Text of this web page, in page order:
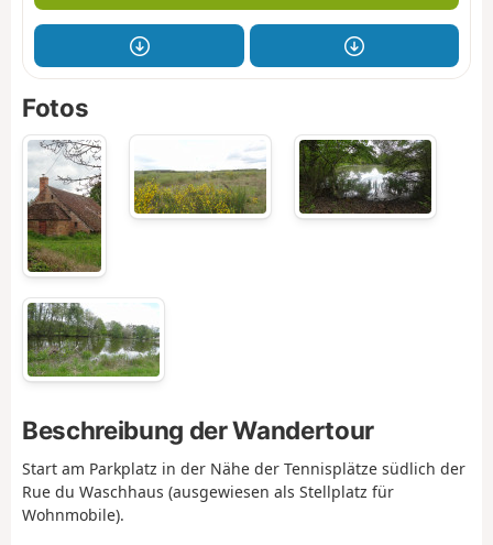
Fotos
Beschreibung der Wandertour
Start am Parkplatz in der Nähe der Tennisplätze südlich der
Rue du Waschhaus (ausgewiesen als Stellplatz für
Wohnmobile).